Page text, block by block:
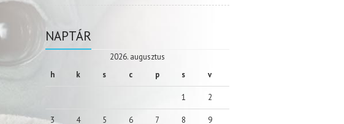
NAPTÁR
2026. augusztus
h
k s c p s v
1 2
3 4 5 6 7 8 9